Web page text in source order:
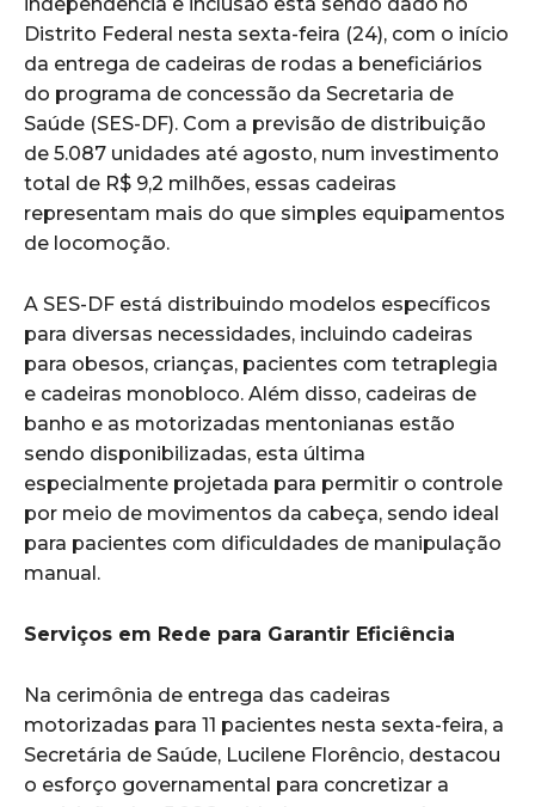
Distrito Federal nesta sexta-feira (24), com o início
da entrega de cadeiras de rodas a beneficiários
do programa de concessão da Secretaria de
Saúde (SES-DF). Com a previsão de distribuição
de 5.087 unidades até agosto, num investimento
total de R$ 9,2 milhões, essas cadeiras
representam mais do que simples equipamentos
de locomoção.
A SES-DF está distribuindo modelos específicos
para diversas necessidades, incluindo cadeiras
para obesos, crianças, pacientes com tetraplegia
e cadeiras monobloco. Além disso, cadeiras de
banho e as motorizadas mentonianas estão
sendo disponibilizadas, esta última
especialmente projetada para permitir o controle
por meio de movimentos da cabeça, sendo ideal
para pacientes com dificuldades de manipulação
manual.
Serviços em Rede para Garantir Eficiência
Na cerimônia de entrega das cadeiras
motorizadas para 11 pacientes nesta sexta-feira, a
Secretária de Saúde, Lucilene Florêncio, destacou
o esforço governamental para concretizar a